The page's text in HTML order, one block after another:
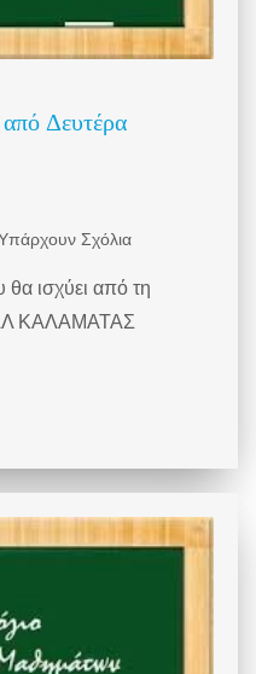
Δευτέρα
Σχόλια
ισχύει από τη
ΚΑΛΑΜΑΤΑΣ